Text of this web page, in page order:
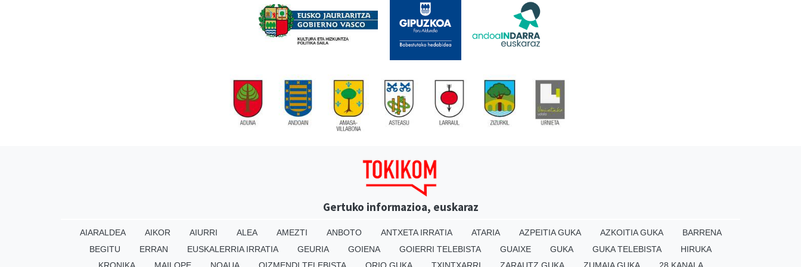
Gertuko informazioa, euskaraz
AIARALDEA AIKOR AIURRI ALEA AMEZTI ANBOTO ANTXETA IRRATIA ATARIA AZPEITIA GUKA AZKOITIA GUKA
BARRENA
BEGITU
ERRAN EUSKALERRIA IRRATIA GEURIA GOIENA GOIERRI TELEBISTA GUAIXE GUKA GUKA TELEBISTA
HIRUKA